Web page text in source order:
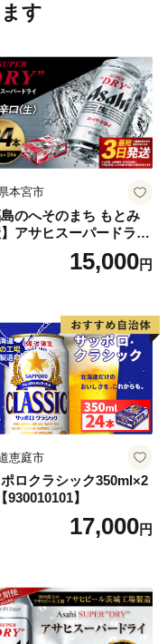
す
本宮市
島のへそのまち もとみ
アサヒスーパードライ
本 合計8.4L 1ケー
ルコール度数5% 缶ビー
料無料 カメイ 本宮市
0206】
15,000円
恵庭市
ロクラシック350ml×2
930010101】
17,000円